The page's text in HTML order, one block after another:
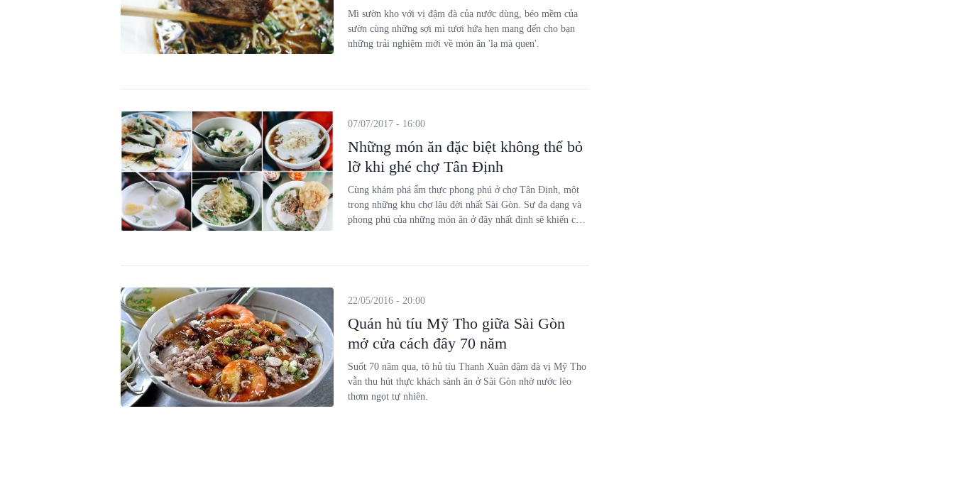
Mì sườn kho với vị đậm đà của nước dùng, béo mềm của
sườn cùng những sợi mì tươi hứa hẹn mang đến cho bạn
những trải nghiệm mới về món ăn 'lạ mà quen'.
Những món ăn đặc biệt không thể bỏ
lỡ khi ghé chợ Tân Định
07/07/2017 - 16:00
Cùng khám phá ẩm thực phong phú ở chợ Tân Định, một
trong những khu chợ lâu đời nhất Sài Gòn. Sự đa dạng và
phong phú của những món ăn ở đây nhất định sẽ khiến các
Quán hủ tíu Mỹ Tho giữa Sài Gòn
mở cửa cách đây 70 năm
22/05/2016 - 20:00
Suốt 70 năm qua, tô hủ tíu Thanh Xuân đậm đà vị Mỹ Tho
vẫn thu hút thực khách sành ăn ở Sài Gòn nhờ nước lèo
thơm ngọt tự nhiên.